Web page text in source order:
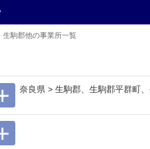
生駒郡他の事業所一覧
奈良県 > 生駒郡、生駒郡平群町